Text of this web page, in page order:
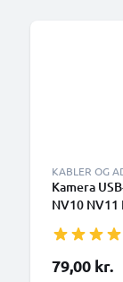
KABLER OG
Kamera
NV10 NV11
79,00 kr.